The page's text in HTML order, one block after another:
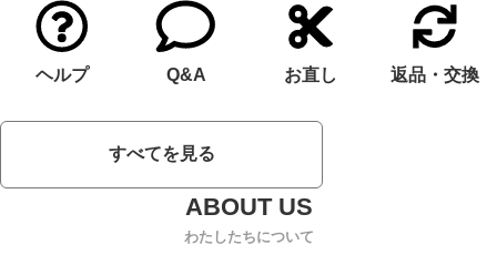
ヘルプ Q&A お直し 返品・交換
すべてを見る
わたしたちについて